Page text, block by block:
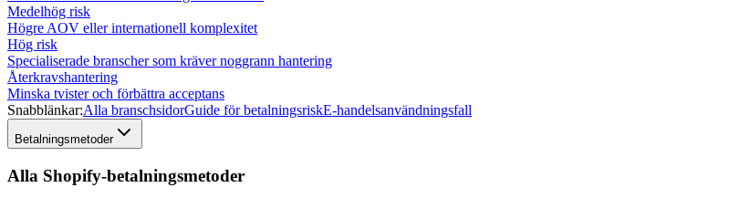
Medelhög risk
Högre AOV eller internationell komplexitet
Hög risk
Specialiserade branscher som kräver noggrann hantering
Återkravshantering
Minska tvister och förbättra acceptans
Snabblänkar:Alla branschsidorGuide för betalningsriskE-handelsanvändningsfall
Betalningsmetoder
Alla Shopify-betalningsmetoder